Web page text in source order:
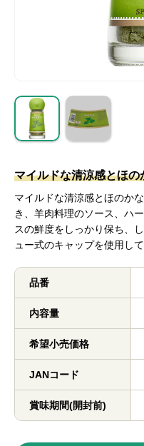
マイルドな清涼感とほの
マイルドな清涼感とほのか
き、羊肉料理のソース、ハ
スの鮮度をしっかり保ち、
ュー式のキャップを使用して
品番
内容量
希望小売価格
JANコード
賞味期間(開封前)